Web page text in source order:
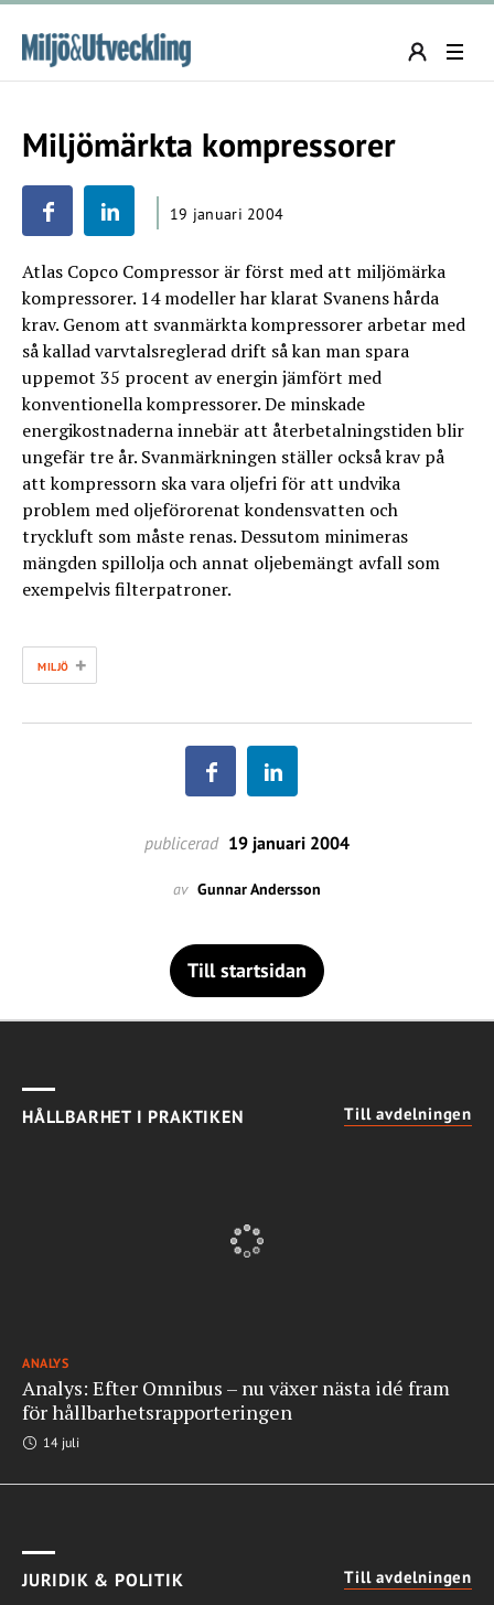
Miljömärkta kompressorer
19 januari 2004
Atlas Copco Compressor är först med att miljömärka
kompressorer. 14 modeller har klarat Svanens hårda
krav. Genom att svanmärkta kompressorer arbetar med
så kallad varvtalsreglerad drift så kan man spara
uppemot 35 procent av energin jämfört med
konventionella kompressorer. De minskade
energikostnaderna innebär att återbetalningstiden blir
ungefär tre år. Svanmärkningen ställer också krav på
att kompressorn ska vara oljefri för att undvika
problem med oljeförorenat kondensvatten och
tryckluft som måste renas. Dessutom minimeras
mängden spillolja och annat oljebemängt avfall som
exempelvis filterpatroner.
MILJÖ +
publicerad 19 januari 2004
av Gunnar Andersson
Till startsidan
HÅLLBARHET I PRAKTIKEN Till avdelningen
ANALYS
Analys: Efter Omnibus – nu växer nästa idé fram
för hållbarhetsrapporteringen
14 juli
JURIDIK & POLITIK Till avdelningen